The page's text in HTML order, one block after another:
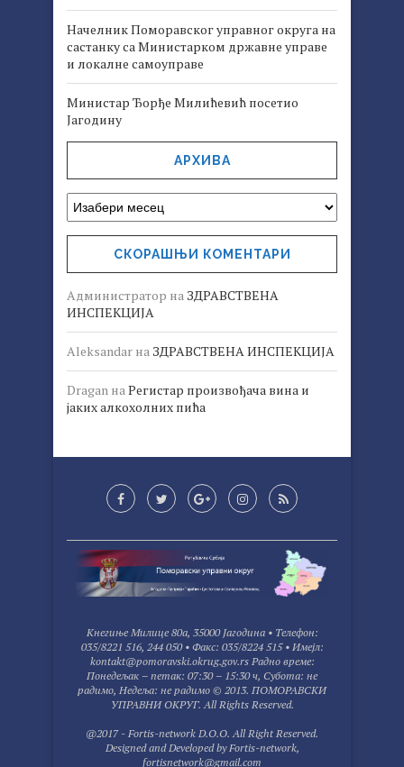
Начелник Поморавског управног округа на
састанку са Министарком државне управе
и локалне самоуправе
Министар Ђорђе Милићевић посетио
Јагодину
АРХИВА
СКОРАШЊИ КОМЕНТАРИ
Администратор на ЗДРАВСТВЕНА
ИНСПЕКЦИЈА
Aleksandar на ЗДРАВСТВЕНА ИНСПЕКЦИЈА
Dragan на Регистар произвођача вина и
јаких алкохолних пића
Kнегиње Милице 80а, 35000 Јагодина • Tелефон:
035/8221 516, 244 050 • Факс: 035/8224 515 • Имејл:
kontakt@pomoravski.okrug.gov.rs Радно време:
Понедељак – петак: 07:30 – 15:30 ч, Субота: не
радимо, Недеља: не радимо © 2013. ПОМОРАВСКИ
УПРАВНИ ОКРУГ. All Rights Reserved.
@2017 - Fortis-network D.O.O. All Right Reserved.
Designed and Developed byFortis-network,
fortisnetwork@gmail.com